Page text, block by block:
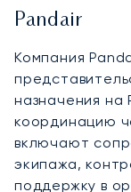
Pandair
Компания
назначения на
координацию
включают
экипажа,
поддержку в